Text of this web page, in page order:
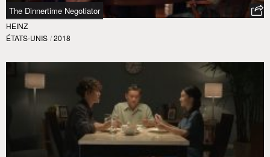
The Dinnertime Negotiator
HEINZ
ÉTATS-UNIS / 2018